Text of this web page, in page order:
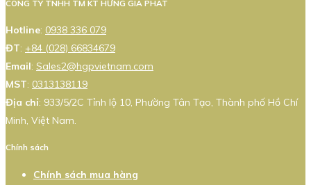
CÔNG TY TNHH TM KT HƯNG GIA PHÁT
Hotline: 0938 336 079
ĐT: +84 (028) 66834679
Email: Sales2@hgpvietnam.com
MST: 0313138119
Địa chỉ: 933/5/2C Tỉnh lộ 10, Phường Tân Tạo, Thành phố Hồ Chí
Minh, Việt Nam.
Chính sách
Chính sách mua hàng